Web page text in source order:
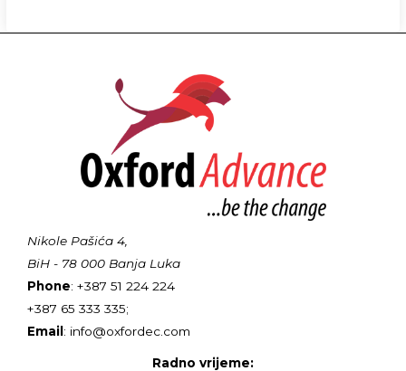
Nikole Pašića 4,
BiH - 78 000 Banja Luka
Phone: +387 51 224 224
+387 65 333 335;
Email: info@oxfordec.com
Radno vrijeme: